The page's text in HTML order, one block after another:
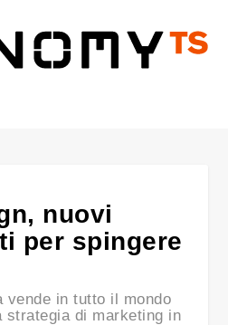
nuovi
per spingere
vende in tutto il mondo
strategia di marketing in